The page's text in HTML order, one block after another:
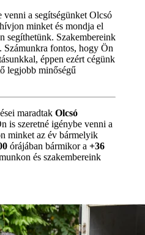
venni a segítségünket Olcsó
minket és mondja el
segíthetünk. Szakembereink
Számunkra fontos, hogy Ön
éppen ezért cégünk
legjobb minőségű
maradtak Olcsó
is szeretné igénybe venni a
minket az év bármelyik
órájában bármikor a +36
és szakembereink